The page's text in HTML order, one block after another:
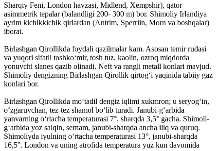
Sharqiy Feni, London havzasi, Midlend, Xempshir), qator
asimmetrik tepalar (balandligi 200- 300 m) bor. Shimoliy Irlandiya
ayrim kichikkichik qirlardan (Antrim, Sperriin, Morn va boshqalar)
iborat.
Birlashgan Qirollikda foydali qazilmalar kam. Asosan temir rudasi
va yuqori sifatli toshkoʻmir, tosh tuz, kaolin, ozroq miqdorda
yonuvchi slanes qazib olinadi. Neft va rangli metall konlari mavjud.
Shimoliy dengizning Birlashgan Qirollik qirtogʻi yaqinida tabiiy gaz
konlari bor.
Birlashgan Qirollikda moʻtadil dengiz iqlimi xukmron; u seryogʻin,
oʻzgaruvchan, tez-tez shamol boʻlib turadi. Janubi-gʻarbida
yanvarning oʻrtacha temperaturasi 7°, sharqda 3,5° gacha. Shimoli-
gʻarbida yoz salqin, sernam, janubi-sharqda ancha iliq va quruq.
Shimoliyda iyulning oʻrtacha temperaturasi 13°, janubi-sharqda
16,5°. London va uning atrofida temperatura yuz kun davomida